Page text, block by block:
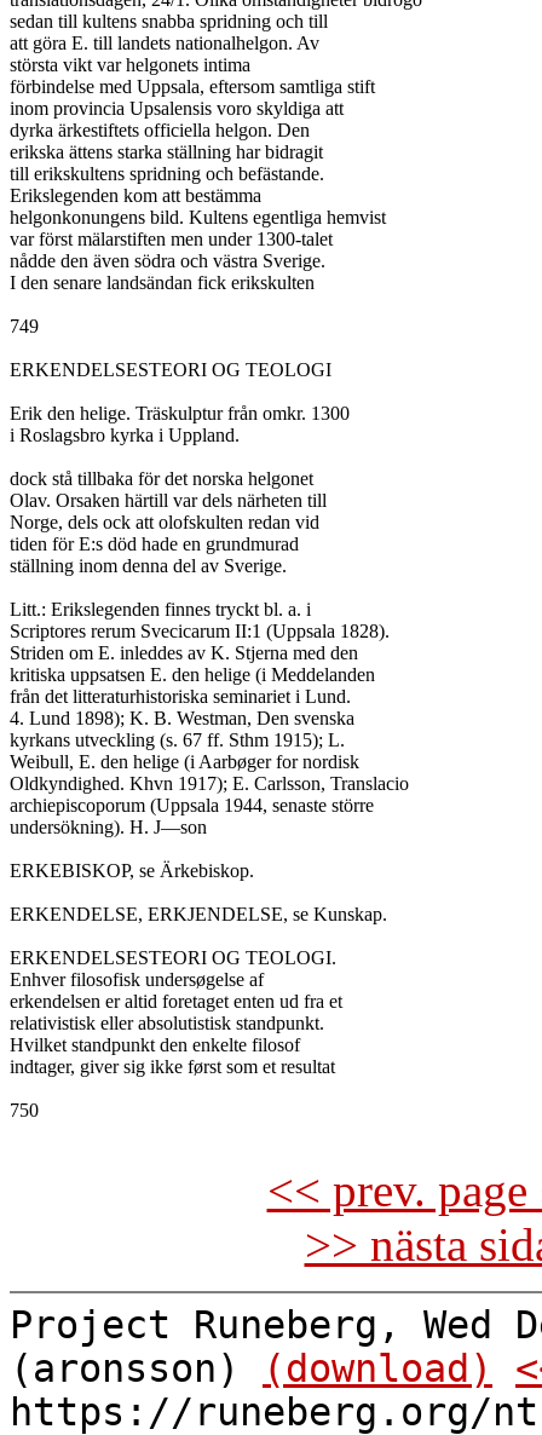
sedan till kultens snabba spridning och till
att göra E. till landets nationalhelgon. Av
största vikt var helgonets intima
förbindelse med Uppsala, eftersom samtliga stift
inom provincia Upsalensis voro skyldiga att
dyrka ärkestiftets officiella helgon. Den
erikska ättens starka ställning har bidragit
till erikskultens spridning och befästande.
Erikslegenden kom att bestämma
helgonkonungens bild. Kultens egentliga hemvist
var först mälarstiften men under 1300-talet
nådde den även södra och västra Sverige.
I den senare landsändan fick erikskulten
749
ERKENDELSESTEORI OG TEOLOGI
Erik den helige. Träskulptur från omkr. 1300
i Roslagsbro kyrka i Uppland.
dock stå tillbaka för det norska helgonet
Olav. Orsaken härtill var dels närheten till
Norge, dels ock att olofskulten redan vid
tiden för E:s död hade en grundmurad
ställning inom denna del av Sverige.
Litt.: Erikslegenden finnes tryckt bl. a. i
Scriptores rerum Svecicarum II:1 (Uppsala 1828).
Striden om E. inleddes av K. Stjerna med den
kritiska uppsatsen E. den helige (i Meddelanden
från det litteraturhistoriska seminariet i Lund.
4. Lund 1898); K. B. Westman, Den svenska
kyrkans utveckling (s. 67 ff. Sthm 1915); L.
Weibull, E. den helige (i Aarbøger for nordisk
Oldkyndighed. Khvn 1917); E. Carlsson, Translacio
archiepiscoporum (Uppsala 1944, senaste större
undersökning). H. J—son
ERKEBISKOP, se Ärkebiskop.
ERKENDELSE, ERKJENDELSE, se Kunskap.
ERKENDELSESTEORI OG TEOLOGI.
Enhver filosofisk undersøgelse af
erkendelsen er altid foretaget enten ud fra et
relativistisk eller absolutistisk standpunkt.
Hvilket standpunkt den enkelte filosof
indtager, giver sig ikke først som et resultat
750
<< prev.
>> nästa
Project Runeberg, Wed
(aronsson)
(download)
https://runeberg.org/